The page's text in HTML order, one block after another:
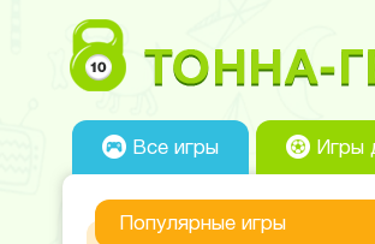
Все игры Игры
Популярные игры